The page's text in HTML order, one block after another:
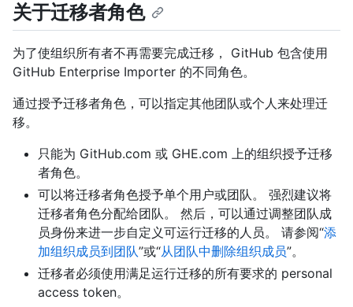
关于迁移者角色
为了使组织所有者不再需要完成迁移， GitHub 包含使用
GitHub Enterprise Importer 的不同角色。
通过授予迁移者角色，可以指定其他团队或个人来处理迁
移。
只能为 GitHub.com 或 GHE.com 上的组织授予迁移
者角色。
可以将迁移者角色授予单个用户或团队。 强烈建议将
迁移者角色分配给团队。 然后，可以通过调整团队成
员身份来进一步自定义可运行迁移的人员。 请参阅“添
加组织成员到团队”或“从团队中删除组织成员”。
迁移者必须使用满足运行迁移的所有要求的 personal
access token。